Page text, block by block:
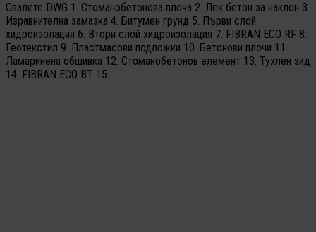
Свалете DWG 1. Стоманобетонова плоча 2. Лек бетон за наклон 3.
Изравнителна замазка 4. Битумен грунд 5. Първи слой
хидроизолация 6. Втори слой хидроизолация 7. FIBRAN ECO RF 8.
Геотекстил 9. Пластмасови подложки 10. Бетонови плочи 11.
Ламаринена обшивка 12. Стоманобетонов елемент 13. Тухлен зид
14. FIBRAN ECO BT 15....